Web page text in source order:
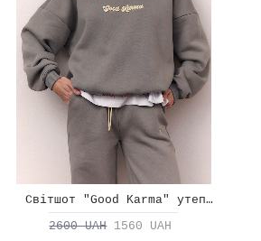
Світшот "Good Karma" утеплений
2600 UAH 1560 UAH